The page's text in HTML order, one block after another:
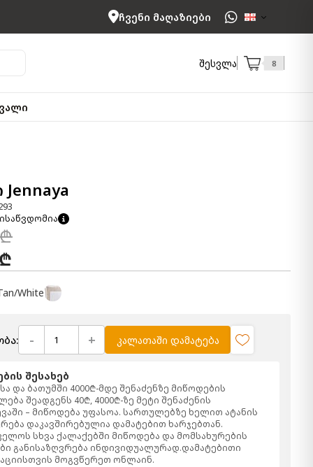
ჩვენი მაღაზიები
შესვლა 8
White
- + კალათაში დამატება
შესახებ
და ბათუმში 4000₾-მდე შენაძენზე მიწოდების
შეადგენს 40₾, 4000₾-ზე მეტი შენაძენის
– მიწოდება უფასოა. სართულებზე ხელით ატანის
დაკავშირებულია დამატებით ხარჯებთან.
სხვა ქალაქებში მიწოდება და მომსახურების
განისაზღვრება ინდივიდუალურად.დამატებითი
მოგვწერეთ ონლაინ.